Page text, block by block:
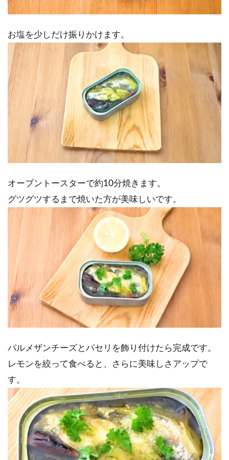
お塩を少しだけ振りかけます。
オーブントースターで約10分焼きます。
グツグツするまで焼いた方が美味しいです。
パルメザンチーズとパセリを飾り付けたら完成です。
レモンを絞って食べると、さらに美味しさアップで
す。